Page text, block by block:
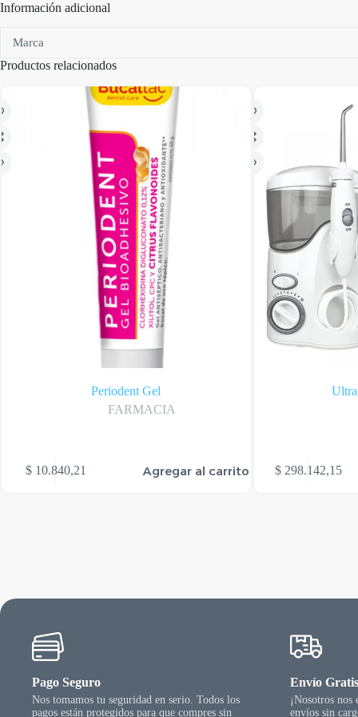
Información adicional
Marca
Productos relacionados
Periodent Gel
FARMACIA
$10.840,21 Agregar al carrito $298.142,15
Pago Seguro
Nos tomamos tu seguridad en serio. Todos los
pagos están protegidos para que compres sin
Envío Gratis
¡Nosotros
envíos sin